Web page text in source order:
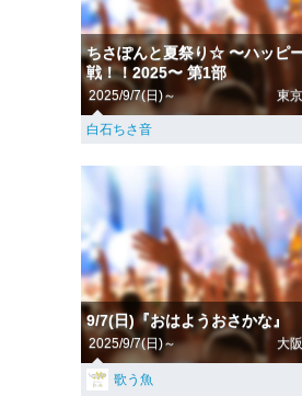
ちさぽんと夏祭り☆ 〜ハッピ
戦！！2025〜 第1部
2025/9/7(日)～ 東
白石ちさ音
9/7(日)『おはようおさかな』
2025/9/7(日)～ 大
歌う魚